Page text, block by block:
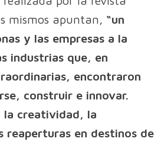
mismos apuntan, “un
y las empresas a la
industrias que, en
encontraron
construir e innovar.
la creatividad, la
reaperturas en destinos de